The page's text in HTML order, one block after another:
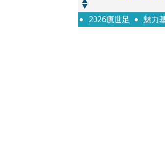
快訊
Ozone黃文
2026瘋世足 魅力